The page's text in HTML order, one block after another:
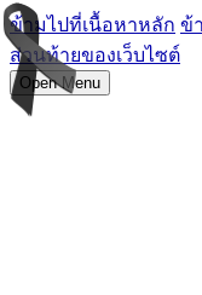
ข้ามไปที่เนื้อหาหลัก ข้
ส่วนท้ายของเว็บไซต์
Open Menu